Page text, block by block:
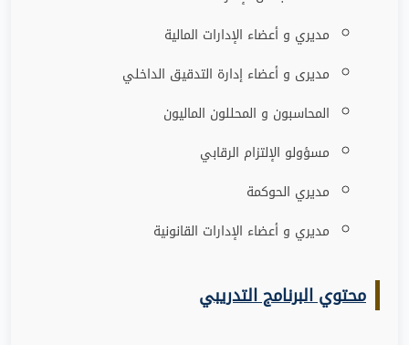
مديري و أعضاء الإدارات المالية
مديرى و أعضاء إدارة التدقيق الداخلي
المحاسبون و المحللون الماليون
مسؤولو الإلتزام الرقابي
مديري الحوكمة
مديري و أعضاء الإدارات القانونية
محتوي البرنامج التدريبي